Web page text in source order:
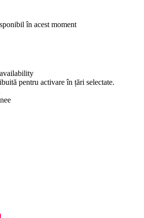
în acest moment
pentru activare în țări selectate.